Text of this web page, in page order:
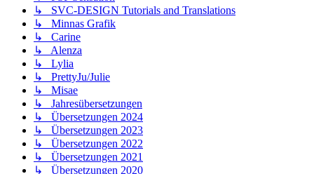
↳ SVC-DESIGN Tutorials and Translations
↳ Minnas Grafik
↳ Carine
↳ Alenza
↳ Lylia
↳ PrettyJu/Julie
↳ Misae
↳ Jahresübersetzungen
↳ Übersetzungen 2024
↳ Übersetzungen 2023
↳ Übersetzungen 2022
↳ Übersetzungen 2021
↳ Übersetzungen 2020